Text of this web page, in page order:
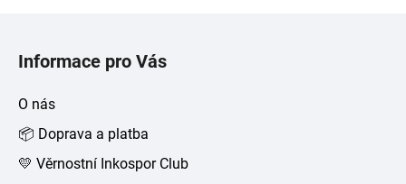
Informace pro Vás
O nás
📦 Doprava a platba
💛 Věrnostní Inkospor Club